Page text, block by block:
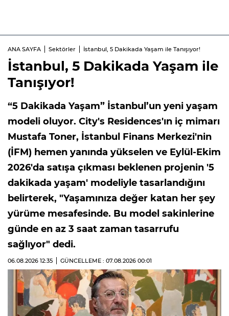
ANA SAYFA Sektörler İstanbul, 5 Dakikada Yaşam ile Tanışıyor!
İstanbul, 5 Dakikada Yaşam ile
Tanışıyor!
“5 Dakikada Yaşam” İstanbul’un yeni yaşam
modeli oluyor. City's Residences'ın iç mimarı
Mustafa Toner, İstanbul Finans Merkezi'nin
(İFM) hemen yanında yükselen ve Eylül-Ekim
2026'da satışa çıkması beklenen projenin '5
dakikada yaşam' modeliyle tasarlandığını
belirterek, "Yaşamınıza değer katan her şey
yürüme mesafesinde. Bu model sakinlerine
günde en az 3 saat zaman tasarrufu
sağlıyor" dedi.
06.08.2026 12:35 GÜNCELLEME : 07.08.2026 00:01